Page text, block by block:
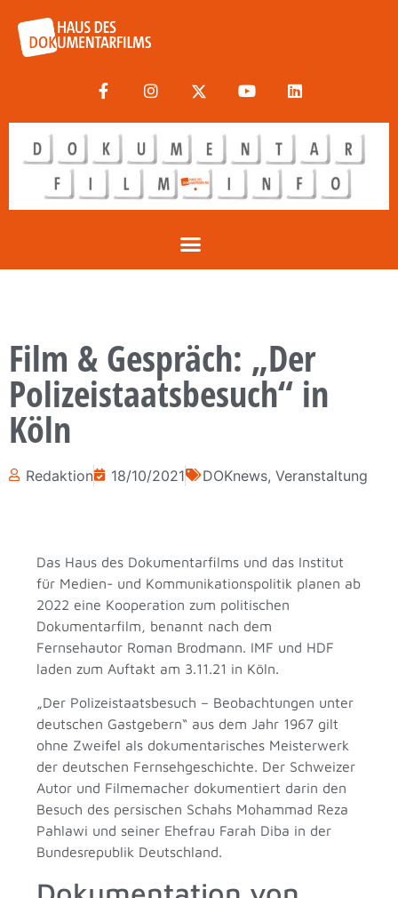
Film & Gespräch: „Der
Polizeistaatsbesuch“ in
Köln
Redaktion 18/10/2021 DOKnews, Veranstaltung
Das Haus des Dokumentarfilms und das Institut
für Medien- und Kommunikationspolitik planen ab
2022 eine Kooperation zum politischen
Dokumentarfilm, benannt nach dem
Fernsehautor Roman Brodmann. IMF und HDF
laden zum Auftakt am 3.11.21 in Köln.
„Der Polizeistaatsbesuch – Beobachtungen unter
deutschen Gastgebern“ aus dem Jahr 1967 gilt
ohne Zweifel als dokumentarisches Meisterwerk
der deutschen Fernsehgeschichte. Der Schweizer
Autor und Filmemacher dokumentiert darin den
Besuch des persischen Schahs Mohammad Reza
Pahlawi und seiner Ehefrau Farah Diba in der
Bundesrepublik Deutschland.